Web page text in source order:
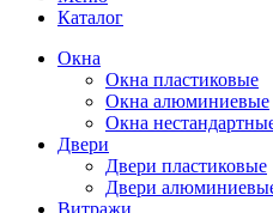
Каталог
Окна
Окна пластиковые
Окна алюминиевые
Окна
Двери
Двери пластиковые
Двери
Витражи